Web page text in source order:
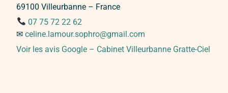
69100 Villeurbanne – France
07 75 72 22 62
✉celine.lamour.sophro@gmail.com
Voir les avis Google – Cabinet Villeurbanne Gratte-Ciel